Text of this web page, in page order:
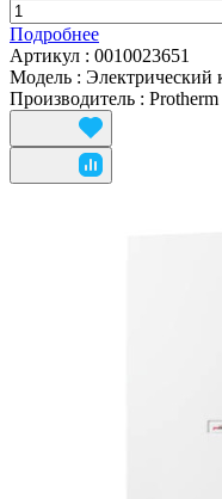
Подробнее
Артикул : 0010023651
Модель : Электрический
Производитель : Protherm